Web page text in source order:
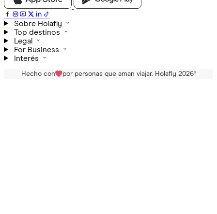
Sobre Holafly
Top destinos
Legal
For Business
Interés
Hecho con por personas que aman viajar. Holafly 2026®